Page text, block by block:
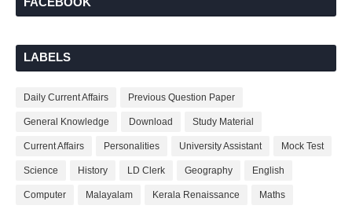
LABELS
Daily Current Affairs Previous Question Paper
General Knowledge Download Study Material
Current Affairs Personalities University Assistant Mock Test
Science History LD Clerk Geography English
Computer Malayalam Kerala Renaissance Maths